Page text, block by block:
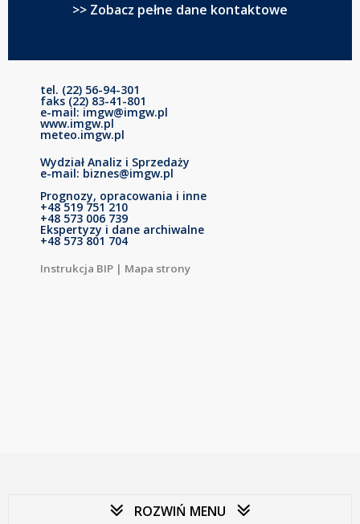
>> Zobacz pełne dane kontaktowe
tel. (22) 56-94-301
faks (22) 83-41-801
e-mail: imgw@imgw.pl
www.imgw.pl
meteo.imgw.pl
Wydział Analiz i Sprzedaży
e-mail: biznes@imgw.pl
Prognozy, opracowania i inne
+48 519 751 210
+48 573 006 739
Ekspertyzy i dane archiwalne
+48 573 801 704
Instrukcja BIP | Mapa strony
ROZWIŃ MENU